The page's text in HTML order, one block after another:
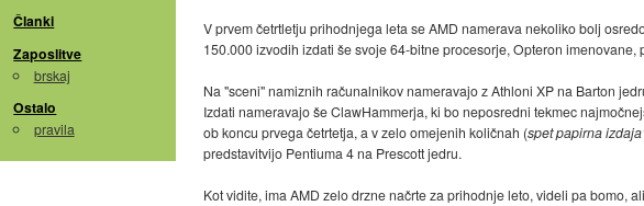
Članki
Zaposlitve
brskaj
Ostalo
pravila
V prvem četrtletju prihodnjega leta se AMD namerava nekoliko bolj
150.000 izvodih izdati še svoje 64-bitne procesorje, Opteron
Na "sceni" namiznih računalnikov nameravajo z Athloni XP na Barton
Izdati nameravajo še ClawHammerja, ki bo neposredni tekmec
ob koncu prvega četrtetja, a v zelo omejenih količnah (spet papirna
predstavitvijo Pentiuma 4 na Prescott jedru.
Kot vidite, ima AMD zelo drzne načrte za prihodnje leto, videli pa bomo,